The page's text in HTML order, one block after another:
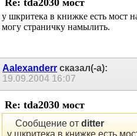
Re: tda2030 мост
у шкритека в книжке есть мост
Aalexanderr
19.09.200416:07
Re: tda2030 мост